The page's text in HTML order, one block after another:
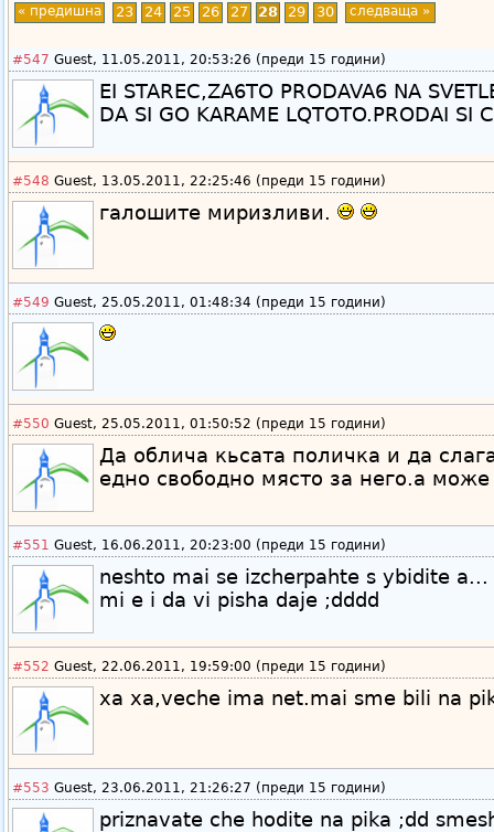
« предишна 23 24 25 26 27 28 29 30 следваща »
#547 Guest, 11.05.2011, 20:53:26 (преди 15 години)
EI STAREC,ZA6TO PRODAVA6 NA
DA SI GO KARAME LQTOTO.PRODAI SI
#548 Guest, 13.05.2011, 22:25:46 (преди 15 години)
галошите миризливи.
#549 Guest, 25.05.2011, 01:48:34 (преди 15 години)
#550 Guest, 25.05.2011, 01:50:52 (преди 15 години)
Да облича кьсата поличка и да
едно свободно място за него.а
#551 Guest, 16.06.2011, 20:23:00 (преди 15 години)
neshto mai se izcherpahte s ybidite
mi e i da vi pisha daje ;dddd
#552 Guest, 22.06.2011, 19:59:00 (преди 15 години)
xa xa,veche ima net.mai sme bili na
#553 Guest, 23.06.2011, 21:26:27 (преди 15 години)
priznavate che hodite na pika ;dd